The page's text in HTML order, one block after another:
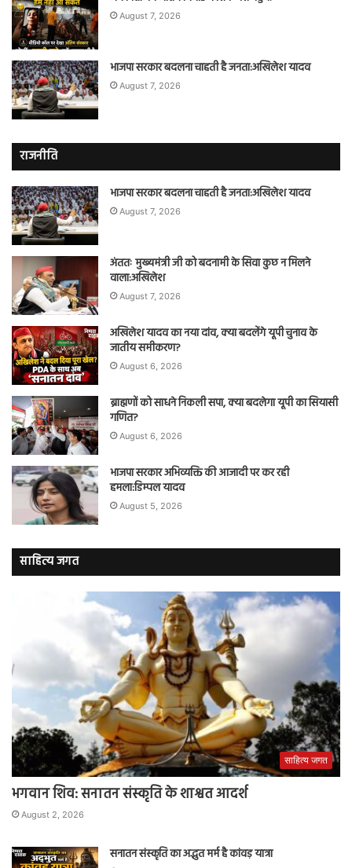
August 7, 2026
भाजपा सरकार बदलना चाहती है जनता:अखिलेश यादव
August 7, 2026
राजनीति
भाजपा सरकार बदलना चाहती है जनता:अखिलेश यादव
August 7, 2026
अंततः मुख्यमंत्री जी को बदनामी के सिवा कुछ न मिलने
वाला:अखिलेश
August 7, 2026
अखिलेश यादव का नया दांव, क्या बदलेंगे यूपी चुनाव के
जातीय समीकरण?
August 6, 2026
ब्राह्मणों को साधने निकली सपा, क्या बदलेगा यूपी का सियासी
गणित?
August 6, 2026
भाजपा सरकार अभिव्यक्ति की आजादी पर कर रही
हमला:डिम्पल यादव
August 5, 2026
साहित्य जगत
साहित्य जगत
भगवान शिव: सनातन संस्कृति के शाश्वत आदर्श
August 2, 2026
सनातन संस्कृति का अद्भुत मर्म है कांवड़ यात्रा